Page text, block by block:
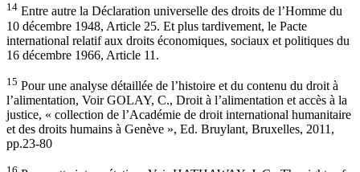
14 Entre autre la Déclaration universelle des droits de l’Homme du
10 décembre 1948, Article 25. Et plus tardivement, le Pacte
international relatif aux droits économiques, sociaux et politiques du
16 décembre 1966, Article 11.
15 Pour une analyse détaillée de l’histoire et du contenu du droit à
l’alimentation, Voir GOLAY, C., Droit à l’alimentation et accès à la
justice, « collection de l’Académie de droit international humanitaire
et des droits humains à Genève », Ed. Bruylant, Bruxelles, 2011,
pp.23-80